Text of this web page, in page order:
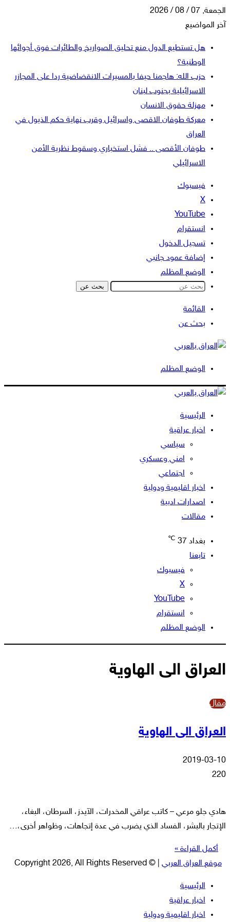
الجمعة, 07 / 08 / 2026
آخر المواضيع
هل تستطيع الدول منع تحليق الصواريخ والطائرات فوق أجوائها
الوطنية؟
حزب الله: هاجمنا حيفا بالمسيرات الانقضاضية ردا على المجازر
الاسرائيلية بجنوب لبنان
مهزلة حقوق الانسان
معركة طوفان الاقصى واسرائيل وقرب نهاية حكم الذيول في
العراق
طوفان الأقصى .. فشل استخباري وسقوط نظرية الأمن
الاسرائيلي
فيسبوك
‫X
‫YouTube
انستقرام
تسجيل الدخول
إضافة عمود جانبي
الوضع المظلم
بحث عن
القائمة
بحث عن
الوضع المظلم
الرئيسية
اخبار عراقية
سياسي
امني وعسكري
اجتماعي
اخبار اقليمية ودولية
اصدارات ادبية
مقالات
بغداد 37
℃
تابعنا
فيسبوك
‫X
‫YouTube
انستقرام
الوضع المظلم
العراق الى الهاوية
مقال
العراق الى الهاوية
2019-03-10
220
هادي جلو مرعي – كاتب عراقي المخدرات، الآيدز، السرطان، البغاء،
الإتجار بالبشر، الفساد الذي يضرب في عدة إتجاهات، وظواهر أخرى،…
أكمل القراءة »
موقع العراق العربي | © Copyright 2026, All Rights Reserved
الرئيسية
اخبار عراقية
اخبار اقليمية ودولية